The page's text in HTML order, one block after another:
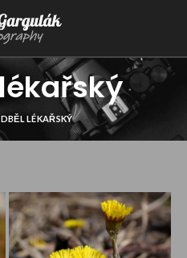
LÉKAŘSKÝ